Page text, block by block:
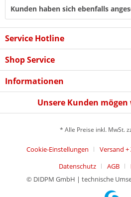
Kunden haben sich ebenfalls
Service Hotline
Shop Service
Informationen
Unsere Kunden
* Alle Preise inkl. MwSt.
Cookie-Einstellungen Versand
Datenschutz
AGB
© DIDPM GmbH | technische